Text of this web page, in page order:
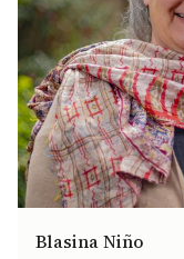
Blasina Niño